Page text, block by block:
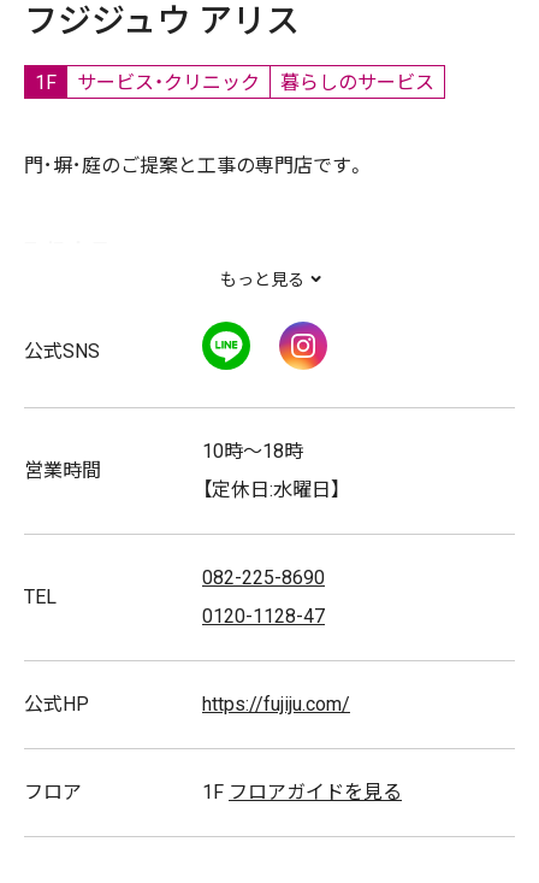
フジジュウ アリス
1F サービス・クリニック 暮らしのサービス
門･塀･庭のご提案と工事の専門店です。
工芝
もっと見る
公式SNS LINE
営業時間
10時～18時
【定休日:水曜日】
TEL
082-225-8690
0120-1128-47
公式HP https://fujiju.com/
フロア 1F フロアガイドを見る